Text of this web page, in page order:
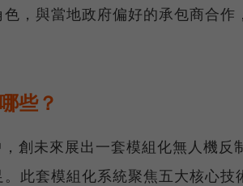
，與當地政府偏好的承包商合作
些？
創未來展出一套模組化無人機反
此套模組化系統聚焦五大核心技